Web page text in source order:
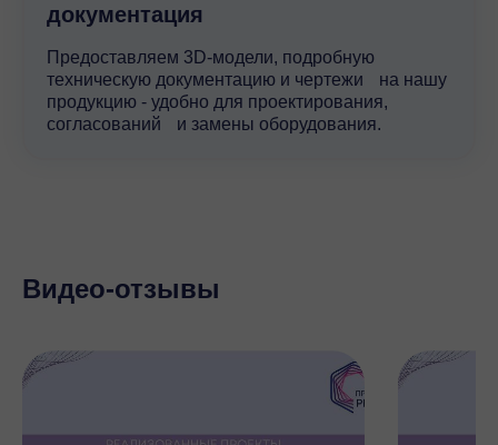
документация
Предоставляем 3D-модели, подробную
техническую документацию и чертежи на нашу
продукцию - удобно для проектирования,
согласований и замены оборудования.
Видео-отзывы